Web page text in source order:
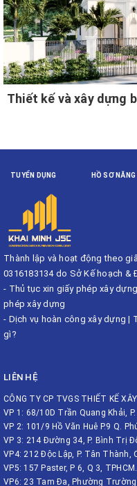
Thiết kế và xây dựng
TUYỂN DỤNG HỒ SƠ NĂNG
Thành lập và hoạt động theo
0316183134 do Sở Kế hoạch &
- Thủ tục xin giấy phép xây dựng
phép xây dựng
- Dịch vụ hoàn công xây dựng |
gì?
LIÊN HỆ
CÔNG TY CP TVGS THIẾT KẾ
VP 1: 68/10D Trần Quang Khải,
VP 2: 101/9 Hồ Văn Huê P.9 Q.
VP 3: 214 Đường 34, P. Bình Trị
VP4: 212 Độc Lập, P. Tân Thành,
VP5: 157 Paster, P 6, Q 3, TPHCM.
VP6: 23 Tam Đa, Phường